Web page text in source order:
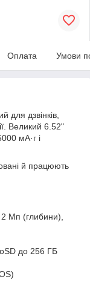
Оплата Умови
дзвінків,
Великий 6.52"
мА·г і
й працюють
Мп (глибини),
до 256 ГБ